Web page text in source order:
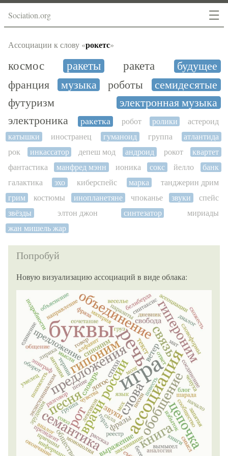
☰
Sociation.org
Ассоциации к слову «рокетс»
космос ракеты ракета
будущее
франция
музыка роботы
семидесятые
футуризм
электронная музыка
электроника
ракетка робот ролики
астероид
катышки
иностранец гуманоид группа
атлантида
рок
инкассатор депеш мод андроид рокот
квартет
фантастика
манфред мэнн ионика сокс йелло
банк
галактика
эхо киберспейс марка
танджерин дрим
грим
костюмы инопланетяне чпоканье звуки
спейс
звёзды
элтон джон синтезатор
мириады
жан мишель жар
Попробуй
Новую визуализацию ассоциаций в виде облака: